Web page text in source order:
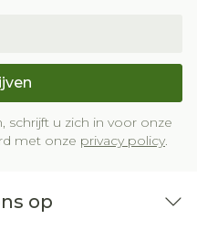
schrijft u zich in voor onze
met onze privacy policy.
op